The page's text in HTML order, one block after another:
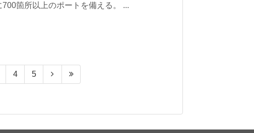
箇所以上のポートを備える。 ...
4 5